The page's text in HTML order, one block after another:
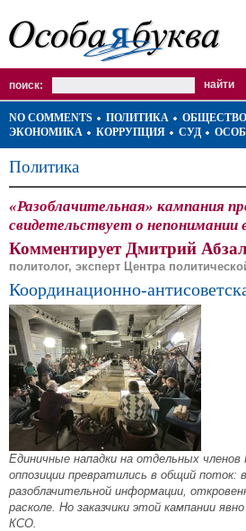
поиск:
NO COMMENTS ПОЛИТИКА ОБЩЕСТВО
ЭКОНОМИКА
КОРРУПЦИЯ СУД
Политика
«Разоблачительная» кампания
свидетельствует о непонимании
Комментирует Дмитрий
политолог, эксперт Центра
Координационно-
Единичные нападки на отдельных членов
оппозиции превратились в общий поток:
разоблачительной информации,
расколе. Но заказчики этой кампании
КСО.